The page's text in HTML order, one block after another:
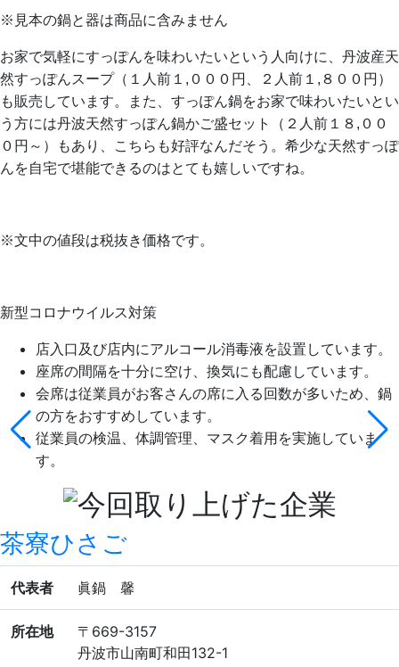
※見本の鍋と器は商品に含みません
お家で気軽にすっぽんを味わいたいという人向けに、丹波産天
然すっぽんスープ（１人前１,０００円、２人前１,８００円）
も販売しています。また、すっぽん鍋をお家で味わいたいとい
う方には丹波天然すっぽん鍋かご盛セット（２人前１８,００
０円～）もあり、こちらも好評なんだそう。希少な天然すっぽ
んを自宅で堪能できるのはとても嬉しいですね。
※文中の値段は税抜き価格です。
新型コロナウイルス対策
店入口及び店内にアルコール消毒液を設置しています。
座席の間隔を十分に空け、換気にも配慮しています。
会席は従業員がお客さんの席に入る回数が多いため、鍋
の方をおすすめしています。
従業員の検温、体調管理、マスク着用を実施していま
す。
茶寮ひさご
代表者 眞鍋 馨
所在地
〒669-3157
丹波市山南町和田132-1